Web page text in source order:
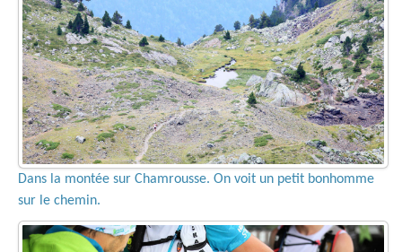
Dans la montée sur Chamrousse. On voit un petit bonhomme
sur le chemin.